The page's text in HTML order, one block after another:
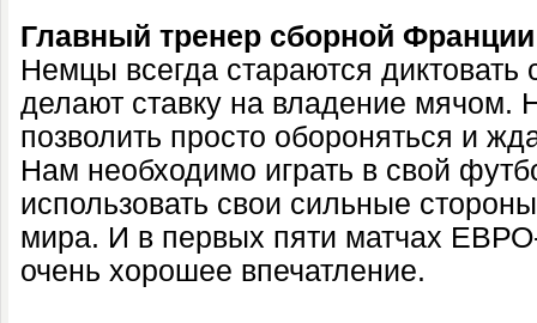
Главный тренер сборной
Немцы всегда стараются
делают ставку на владение
позволить просто обороняться и
Нам необходимо играть в свой
использовать свои сильные
мира. И в первых пяти матчах
очень хорошее впечатление.